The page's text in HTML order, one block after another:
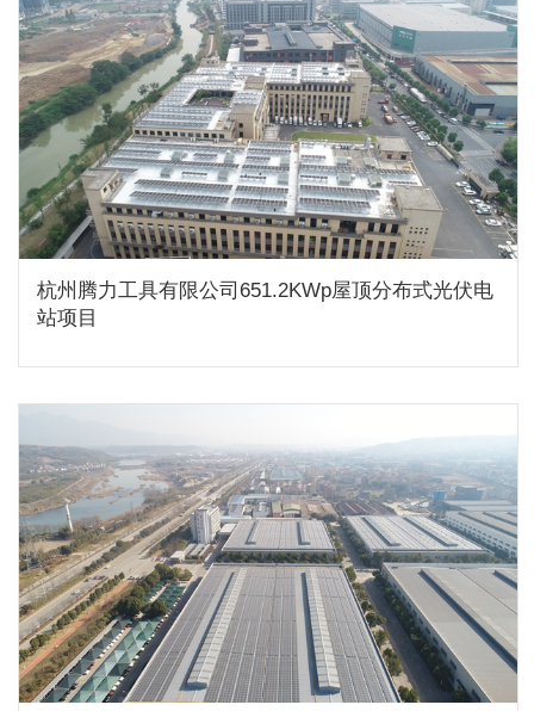
杭州腾力工具有限公司651.2KWp屋顶分布式光伏电
站项目